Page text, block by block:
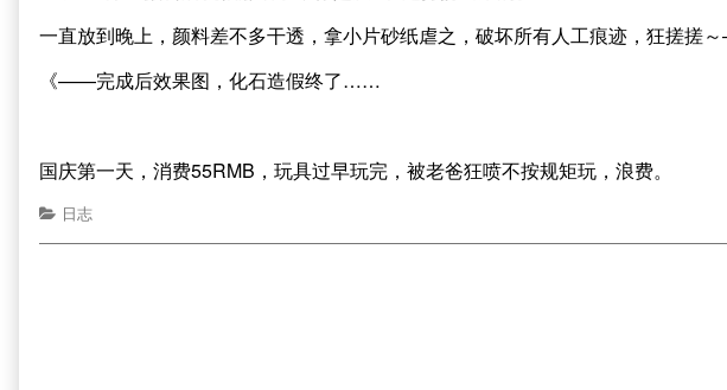
一直放到晚上，颜料差不多干透，拿小片砂纸虐之，破坏所有人工痕迹，狂搓搓
《——完成后效果图，化石造假终了……
国庆第一天，消费55RMB，玩具过早玩完，被老爸狂喷不按规矩玩，浪费。
日志